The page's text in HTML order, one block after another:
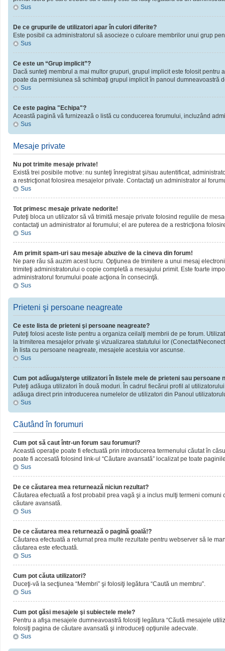
Sus
De ce grupurile de utilizatori apar în culori diferite?
Este posibil ca administratorul să asocieze o culoare membrilor unui grup
Sus
Ce este un “Grup implicit”?
Dacă sunteţi membrul a mai multor grupuri, grupul implicit este folosit
poate da permisiunea să schimbaţi grupul implicit în panoul dumneavoastră
Sus
Ce este pagina "Echipa"?
Această pagină vă furnizează o listă cu conducerea forumului, incluzând
Sus
Mesaje private
Nu pot trimite mesaje private!
Există trei posibile motive: nu sunteţi înregistrat şi/sau autentificat,
a restricţionat folosirea mesajelor private. Contactaţi un administrator al
Sus
Tot primesc mesaje private nedorite!
Puteţi bloca un utilizator să vă trimită mesaje private folosind regulile de
contactaţi un administrator al forumului; el are puterea de a restricţiona
Sus
Am primit spam-uri sau mesaje abuzive de la cineva din forum!
Ne pare rău să auzim acest lucru. Opţiunea de trimitere a unui mesaj
trimiteţi administratorului o copie completă a mesajului primit. Este foarte
administratorul forumului poate acţiona în consecinţă.
Sus
Prieteni şi persoane neagreate
Ce este lista de prieteni şi persoane neagreate?
Puteţi folosi aceste liste pentru a organiza ceilalţi membrii de pe forum.
la trimiterea mesajelor private şi vizualizarea statutului lor (Conectat/
în lista cu persoane neagreate, mesajele acestuia vor ascunse.
Sus
Cum pot adăuga/şterge utilizatori în listele mele de prieteni sau persoane
Puteţi adăuga utilizatori în două moduri. În cadrul fiecărui profil al
adăuga direct prin introducerea numelelor de utilizatori din Panoul
Sus
Căutând în forumuri
Cum pot să caut într-un forum sau forumuri?
Această operaţie poate fi efectuată prin introducerea termenului căutat în
poate fi accesată folosind link-ul “Căutare avansată” localizat pe toate
Sus
De ce căutarea mea returnează niciun rezultat?
Căutarea efectuată a fost probabil prea vagă şi a inclus mulţi termeni
căutare avansată.
Sus
De ce căutarea mea returnează o pagină goală!?
Căutarea efectuată a returnat prea multe rezultate pentru webserver să le
căutarea este efectuată.
Sus
Cum pot căuta utilizatori?
Duceţi-vă la secţiunea “Membri” şi folosiţi legătura “Caută un membru”.
Sus
Cum pot găsi mesajele şi subiectele mele?
Pentru a afişa mesajele dumneavoastră folosiţi legătura “Căută mesajele
folosiţi pagina de căutare avansată şi introduceţi opţiunile adecvate.
Sus